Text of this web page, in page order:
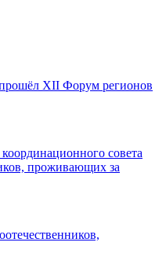
XII Форум регионов
совета
проживающих за